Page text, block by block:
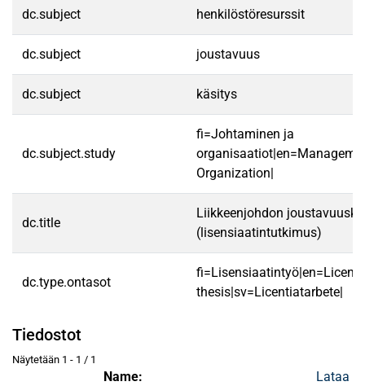
dc.subject henkilöstöresurssit
dc.subject joustavuus
dc.subject käsitys
dc.subject.study
fi=Johtaminen ja
Organization|
dc.title
Liikkeenjohdon
(lisensiaatintutkimus)
dc.type.ontasot
thesis|sv=Licentiatarbete|
Tiedostot
Näytetään 1 - 1 / 1
Name:
Lataa